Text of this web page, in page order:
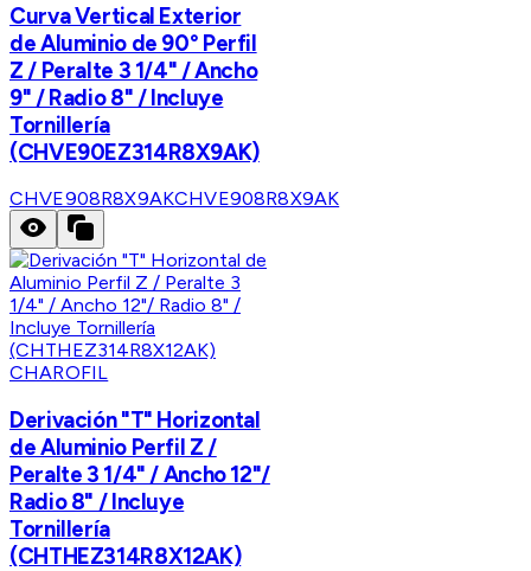
Curva Vertical Exterior
de Aluminio de 90° Perfil
Z / Peralte 3 1/4" / Ancho
9" / Radio 8" / Incluye
Tornillería
(CHVE90EZ314R8X9AK)
CHVE908R8X9AKCHVE908R8X9AK
CHAROFIL
Derivación "T" Horizontal
de Aluminio Perfil Z /
Peralte 3 1/4" / Ancho 12"/
Radio 8" / Incluye
Tornillería
(CHTHEZ314R8X12AK)